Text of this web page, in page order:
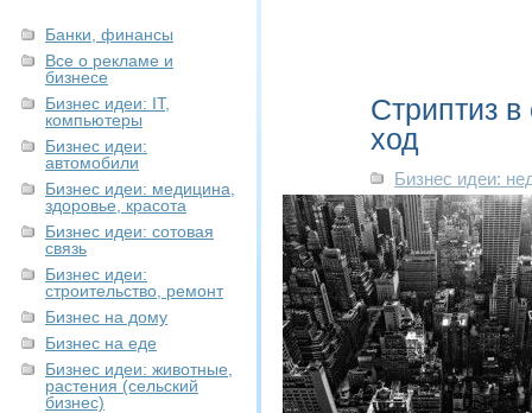
Банки, финансы
Все о рекламе и
бизнесе
Бизнес идеи: IT,
компьютеры
Бизнес идеи:
автомобили
Бизнес идеи: медицина,
здоровье, красота
Бизнес идеи: сотовая
связь
Бизнес идеи:
строительство, ремонт
Бизнес на дому
Бизнес на еде
Бизнес идеи: животные,
растения (сельский
бизнес)
Стриптиз
ход
Бизнес идеи: